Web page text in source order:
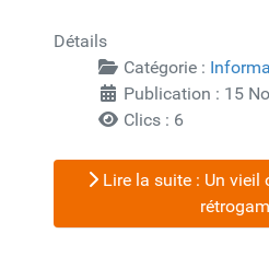
Détails
Catégorie :
Publication : 15
Clics : 6
Lire la suite : Un vieil